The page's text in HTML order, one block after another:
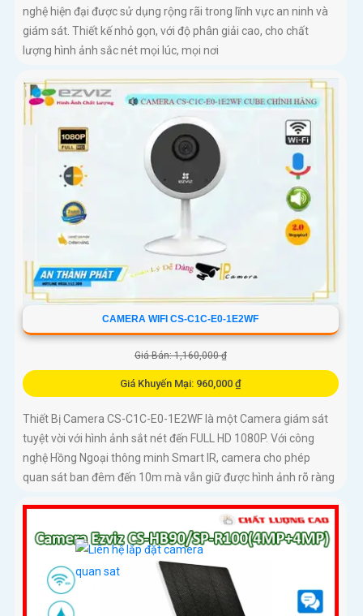
nghệ hiện đại được sử dụng rộng rãi trong lĩnh vực an ninh và
giám sát. Thiết kế nhỏ gọn, với độ phân giải cao, cho chất
lượng hình ảnh sắc nét mọi lúc, mọi nơi
CAMERA WIFI CS-C1C-E0-1E2WF
Giá Bán: 1,160,000 ₫
Giá Khuyến Mại: 960,000 ₫
Thiết Bị Camera CS-C1C-E0-1E2WF là một Camera giám sát
tuyệt vời với hình ảnh sắt nét đến FULL HD 1080P. Với công
nghệ Hồng Ngoại thông minh Smart IR, camera cho phép
quan sát ban đêm đến 10m mà vẫn giữ được hình ảnh rõ ràng